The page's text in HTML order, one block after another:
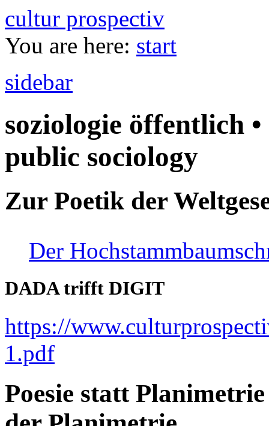
cultur prospectiv
You are here: start
sidebar
soziologie öffentlich
public sociology
Zur Poetik der
Der
DADA trifft DIGIT
https://
1.pdf
Poesie statt